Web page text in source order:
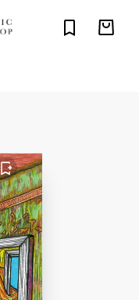
FAVORITO